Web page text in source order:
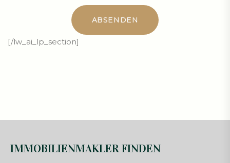
[/lw_ai_lp_section]
IMMOBILIENMAKLER FINDEN